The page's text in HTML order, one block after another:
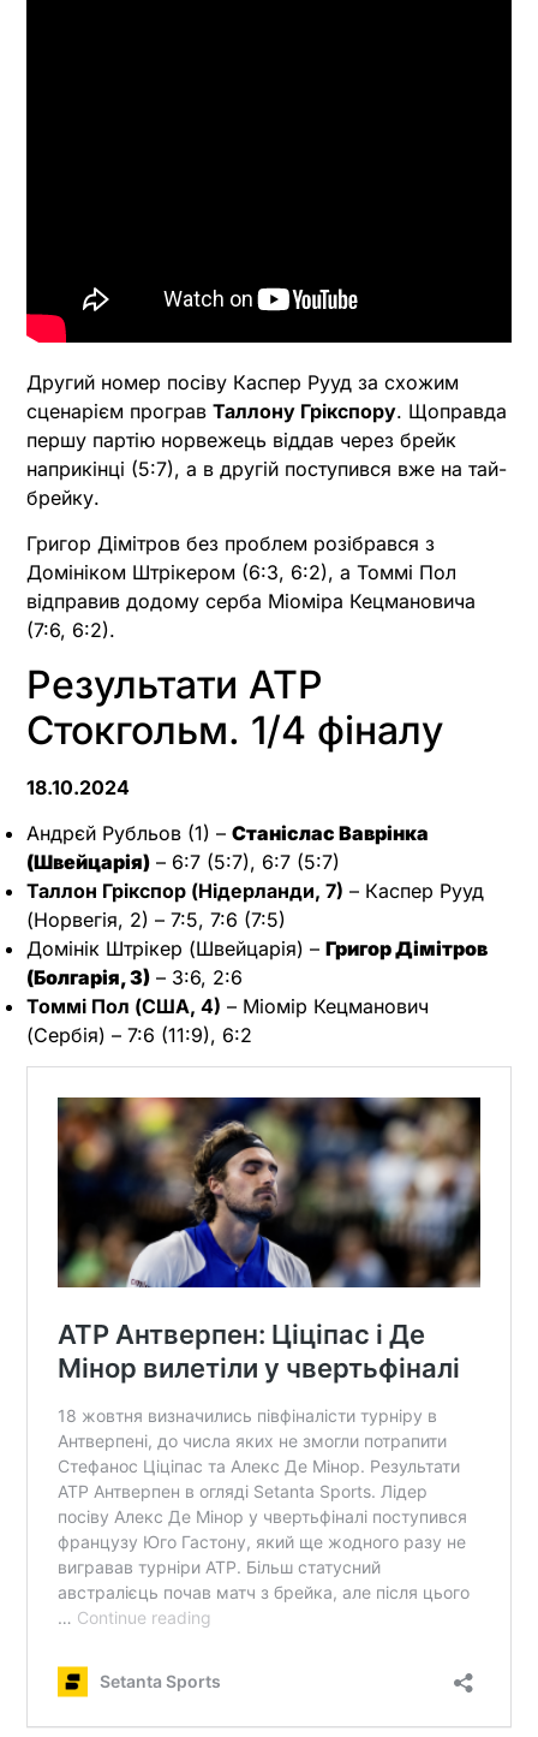
Другий номер посіву Каспер Рууд за схожим
сценарієм програв Таллону Грікспору. Щоправда
першу партію норвежець віддав через брейк
наприкінці (5:7), а в другій поступився вже на тай-
брейку.
Григор Дімітров без проблем розібрався з
Домініком Штрікером (6:3, 6:2), а Томмі Пол
відправив додому серба Міоміра Кецмановича
(7:6, 6:2).
Результати ATP
Стокгольм. 1/4 фіналу
18.10.2024
Андрєй Рубльов (1) – Станіслас Ваврінка
(Швейцарія) – 6:7 (5:7), 6:7 (5:7)
Таллон Грікспор (Нідерланди, 7) – Каспер Рууд
(Норвегія, 2) – 7:5, 7:6 (7:5)
Домінік Штрікер (Швейцарія) – Григор Дімітров
(Болгарія, 3) – 3:6, 2:6
Томмі Пол (США, 4) – Міомір Кецманович
(Сербія) – 7:6 (11:9), 6:2